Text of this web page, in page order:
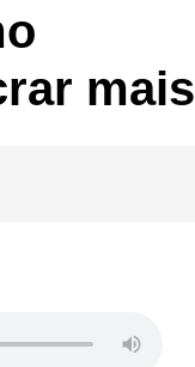
mais